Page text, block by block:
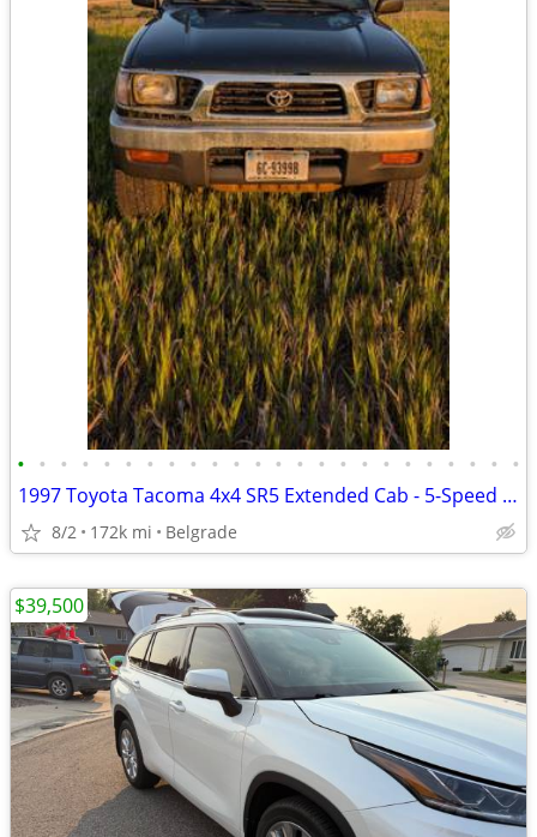
• • • • • • • • • • • • • • • • • • • • • • • •
1997 Toyota Tacoma 4x4 SR5 Extended Cab - 5-Speed V6, 172k Miles, Gara
8/2 172k mi Belgrade
$39,500